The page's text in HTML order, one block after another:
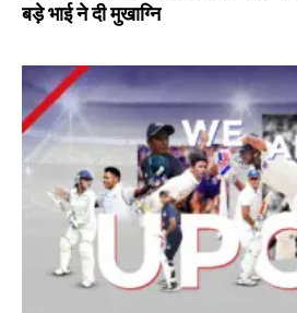
बड़े भाई ने दी मुखाग्नि